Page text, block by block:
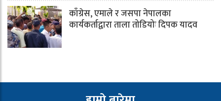
काँग्रेस, एमाले र जसपा नेपालका
कार्यकर्ताद्वारा ताला तोडियोः दिपक यादव